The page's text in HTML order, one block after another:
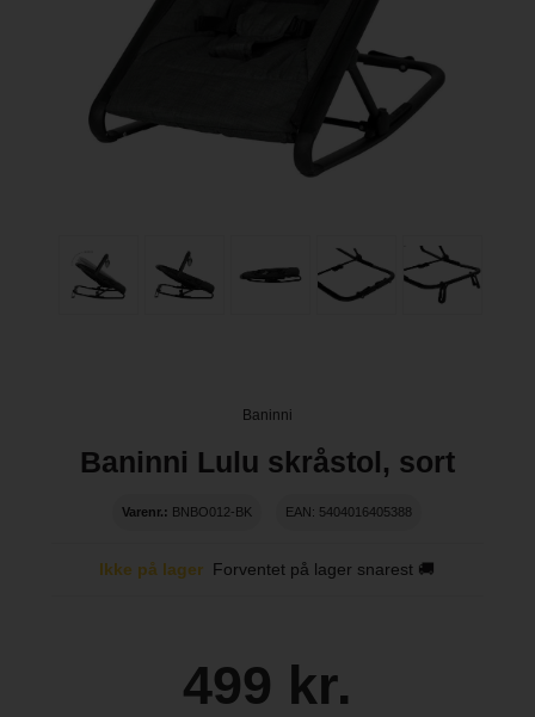
Baninni
Baninni Lulu skråstol, sort
Varenr.: BNBO012-BK EAN: 5404016405388
Ikke på lager Forventet på lager snarest 🚚
499 kr.